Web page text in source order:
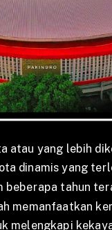
atau yang lebih
dinamis yang
beberapa tahun
memanfaatkan
melengkapi